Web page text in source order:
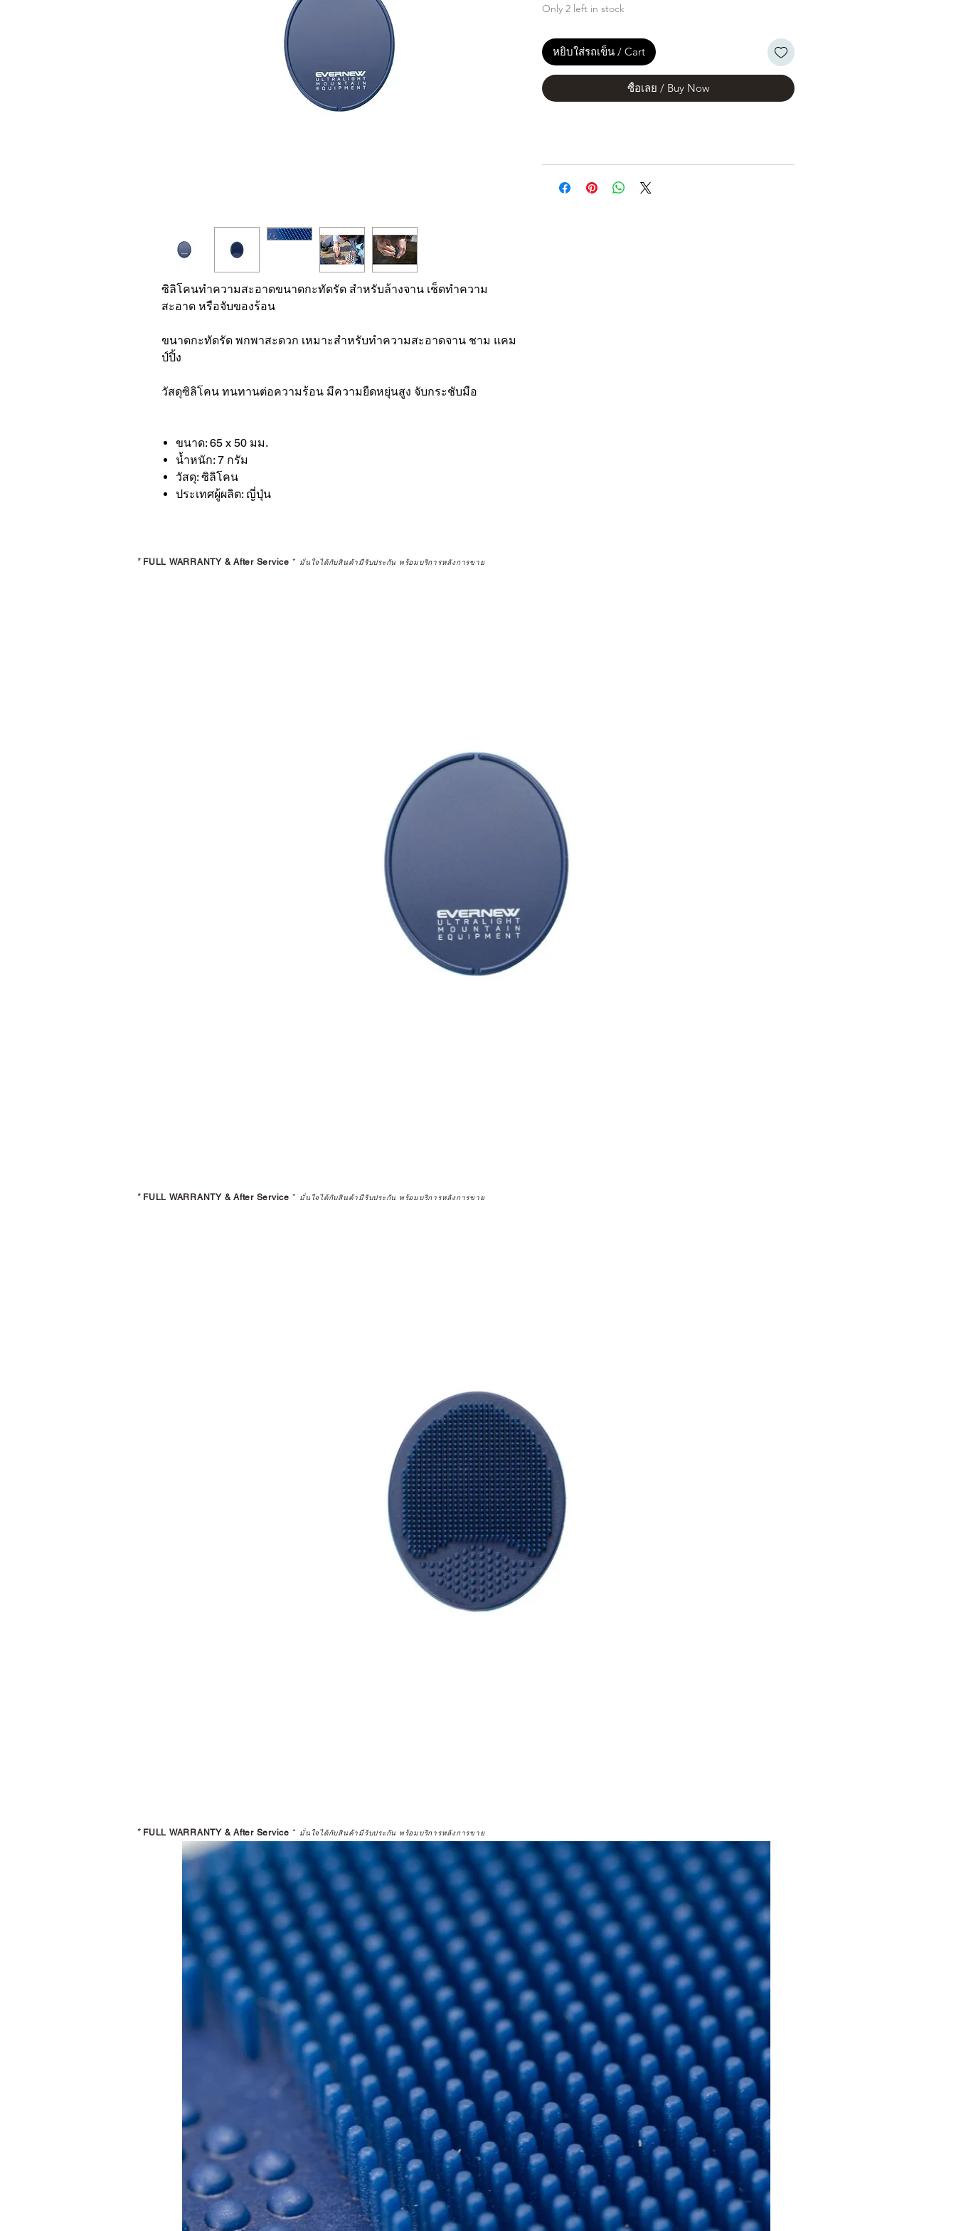
ซิลิโคนทำความสะอาดขนาดกะทัดรัด สำหรับล้างจาน เช็ดทำความ
สะอาด หรือจับของร้อน
ขนาดกะทัดรัด พกพาสะดวก เหมาะสำหรับทำความสะอาดจาน ชาม แคม
ป์ปิ้ง
วัสดุซิลิโคน ทนทานต่อความร้อน มีความยืดหยุ่นสูง จับกระชับมือ
ขนาด: 65 x 50 มม.
น้ำหนัก: 7 กรัม
วัสดุ: ซิลิโคน
ประเทศผู้ผลิต: ญี่ปุ่น
Only 2 left in stock
หยิบใส่รถเข็น / Cart
ซื้อเลย / Buy Now
* FULL WARRANTY & After Service * มั่นใจได้กับสินค้ามีรับประกัน พร้อมบริการหลังการขาย
* FULL WARRANTY & After Service * มั่นใจได้กับสินค้ามีรับประกัน พร้อมบริการหลังการขาย
* FULL WARRANTY & After Service * มั่นใจได้กับสินค้ามีรับประกัน พร้อมบริการหลังการขาย